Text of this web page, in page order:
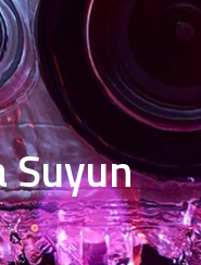
Suyun